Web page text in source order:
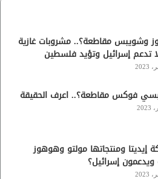
وشويبس مقاطعة؟.. مشروبات غازية
تدعم إسرائيل وتؤيد فلسطين
فوكس مقاطعة؟.. اعرف الحقيقة
ومنتجاتها مولتو وهوهوز
إسرائيل؟